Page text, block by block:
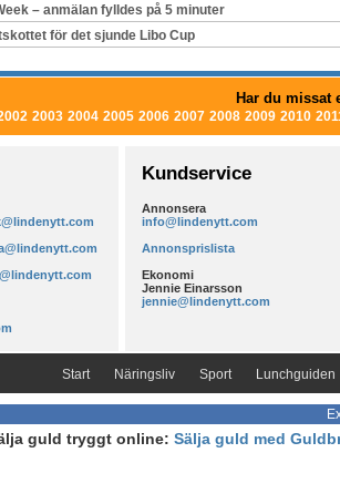
– anmälan fylldes på 5 minuter
för det sjunde Libo Cup
Har du missat
2003 2004 2005 2006 2007 2008 2009 2010
Kundservice
Annonsera
info@lindenytt.com
Annonsprislista
Ekonomi
Jennie Einarsson
jennie@lindenytt.com
Start Näringsliv Sport Lunchguiden
guld tryggt online: Sälja guld med